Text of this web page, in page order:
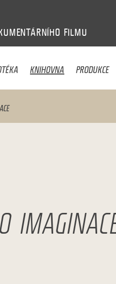
FILMU
KNIHOVNA PRODUKCE